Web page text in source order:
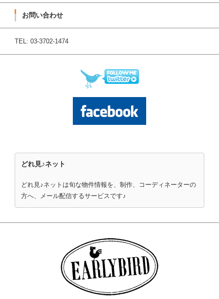
お問い合わせ
TEL: 03-3702-1474
どれ見♪ネット
どれ見♪ネットは旬な物件情報を、制作、コーディネーターの
方へ、メール配信するサービスです♪